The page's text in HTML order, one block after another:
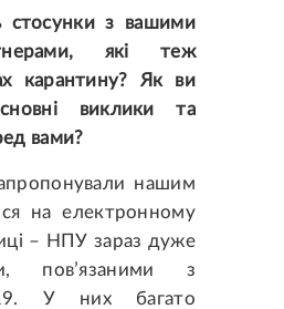
стосунки з вашими
які теж
карантину? Як ви
виклики та
вами?
нашим
на електронному
– НПУ зараз дуже
пов’язаними з
19. У них багато